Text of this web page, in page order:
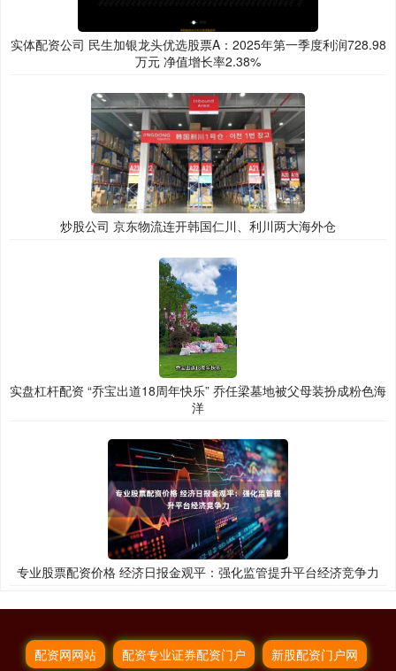
实体配资公司 民生加银龙头优选股票A：2025年第一季度利润728.98
万元 净值增长率2.38%
炒股公司 京东物流连开韩国仁川、利川两大海外仓
实盘杠杆配资 “乔宝出道18周年快乐” 乔任梁墓地被父母装扮成粉色海
洋
专业股票配资价格 经济日报金观平：强化监管提升平台经济竞争力
配资网网站 配资专业证券配资门户 新股配资门户网